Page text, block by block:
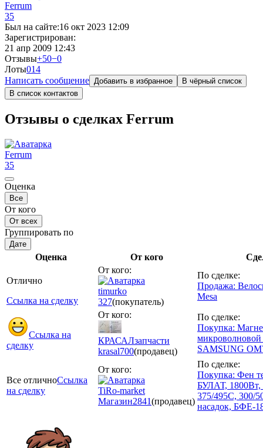
Ferrum
35
Был на сайте:16 окт 2023 12:09
Зарегистрирован:
21 апр 2009 12:43
Отзывы+50−0
Лоты014
Написать сообщение Добавить в избранное
В чёрный список
В список контактов
Отзывы о сделках Ferrum
Ferrum
35
Оценка
Все
От кого
От всех
Группировать по
Дате
Оценка От кого
Отлично
Ссылка на сделку
От кого:
timurko
327(покупатель)
По сделке:
Продажа:
Mesa
Ссылка на
сделку
От кого:
КРАСАЛзапчасти
krasal700(продавец)
По сделке:
Покупка:
SAMSUNG
Все отличноСсылка
на сделку
От кого:
TiRo-market
Магазин2841(продавец)
По сделке:
Покупка: Фен
БУЛАТ, 1800Вт,
375/495С, 300/
насадок, БФЕ-